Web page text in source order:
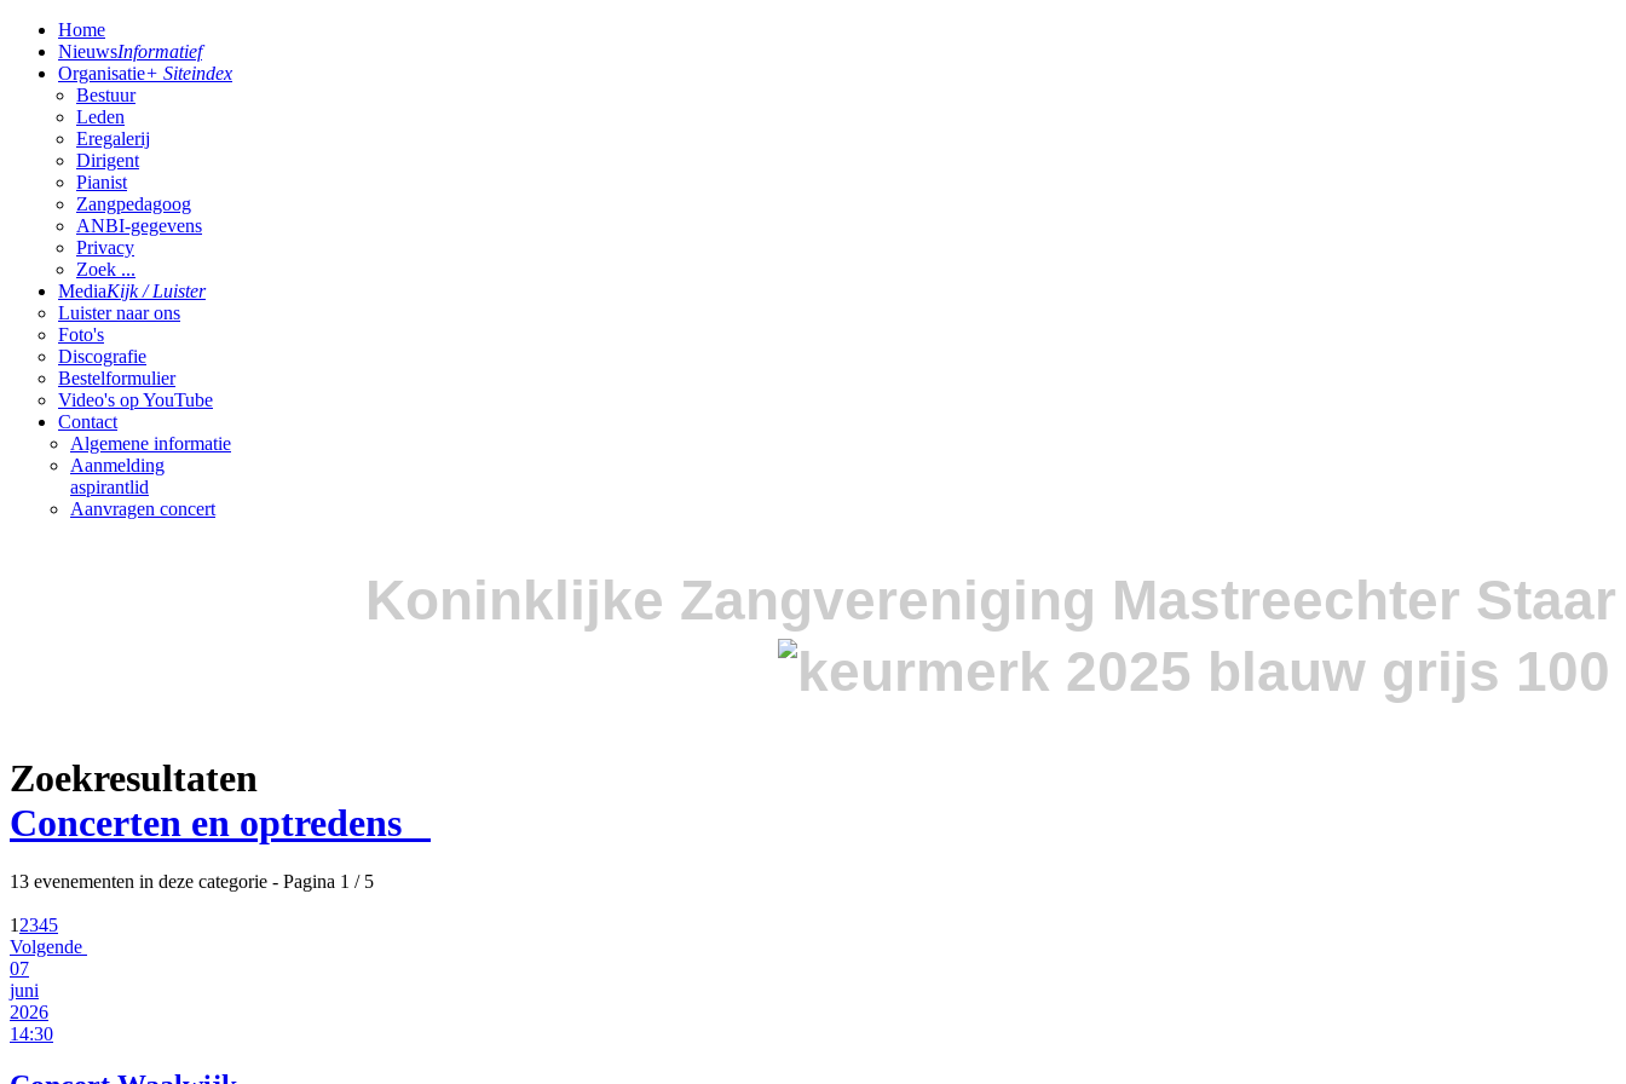
Home
NieuwsInformatief
Organisatie+ Siteindex
Bestuur
Leden
Eregalerij
Dirigent
Pianist
Zangpedagoog
ANBI-gegevens
Privacy
Zoek ...
MediaKijk / Luister
Luister naar ons
Foto's
Discografie
Bestelformulier
Video's op YouTube
Contact
Algemene informatie
Aanmelding
aspirantlid
Aanvragen concert
Koninklijke Zangvereniging Mastreechter Staar
Zoekresultaten
Concerten en optredens
13 evenementen in deze categorie - Pagina 1 / 5
12345
Volgende
07
juni
2026
14:30